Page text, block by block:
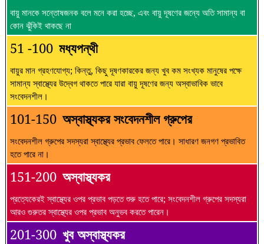
বায়ু মানকে সন্তোষজনক বলে মনে করা হচ্ছে, এবং বায়ু দূষণের জন্যে অতি সামান্য বা
কোন ঝুঁকিই থাকছে না
51 -100 মধ্যপন্থী
বায়ুর মান গ্রহণযোগ্য; কিন্তু, কিছু দূষণকারকের জন্য খুব কম সংখ্যক মানুষের পক্ষে
সামান্য স্বাস্থ্যের উদ্বেগ থাকতে পারে যারা বায়ু দূষণের জন্য অস্বাভাবিক ভাবে
সংবেদনশীল।
101-150 অস্বাস্থ্যকর সংবেদনশীল গ্রুপের
সংবেদনশীল গ্রুপের সদস্যরা স্বাস্থ্যের প্রভাব ফেলতে পারে। সাধারণ জনগণ প্রভাবিত
হতে পারে না।
151-200 অস্বাস্থ্যকর
প্রত্যেকেরই স্বাস্থ্যের ওপর প্রভাব পড়তে শুরু হতে পারে; সংবেদনশীল গ্রুপের সদস্যরা
আরও গুরুতর স্বাস্থ্যের ওপর প্রভাব অনুভব করতে পারেন।
201-300 খুব অস্বাস্থ্যকর